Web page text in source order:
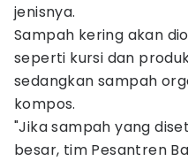
jenisnya.
Sampah kering akan
seperti kursi dan
sedangkan sampah
kompos.
"Jika sampah yang
besar, tim Pesantren